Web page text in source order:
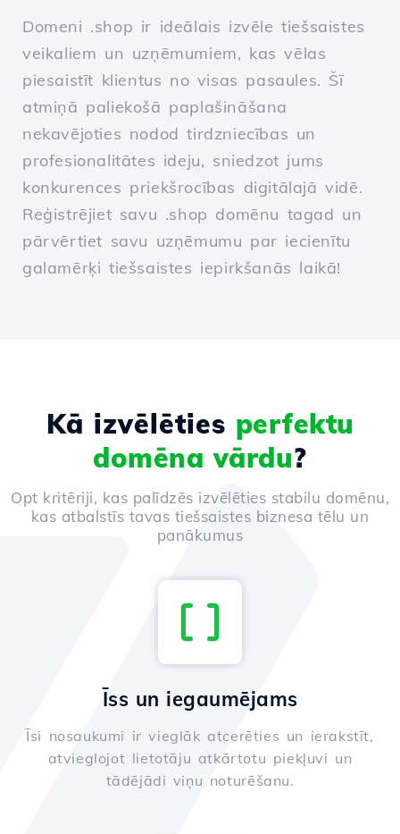
Domeni .shop ir ideālais izvēle tiešsaistes
veikaliem un uzņēmumiem, kas vēlas
piesaistīt klientus no visas pasaules. Šī
atmiņā paliekošā paplašināšana
nekavējoties nodod tirdzniecības un
profesionalitātes ideju, sniedzot jums
konkurences priekšrocības digitālajā vidē.
Reģistrējiet savu .shop domēnu tagad un
pārvērtiet savu uzņēmumu par iecienītu
galamērķi tiešsaistes iepirkšanās laikā!
Kā izvēlēties perfektu
domēna vārdu?
Opt kritēriji, kas palīdzēs izvēlēties stabilu domēnu,
kas atbalstīs tavas tiešsaistes biznesa tēlu un
panākumus
Īss un iegaumējams
Īsi nosaukumi ir vieglāk atcerēties un ierakstīt,
atvieglojot lietotāju atkārtotu piekļuvi un
tādējādi viņu noturēšanu.